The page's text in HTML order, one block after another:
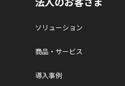
ソリューション
商品・サービス
導入事例